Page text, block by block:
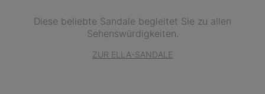
Diese beliebte Sandale begleitet Sie zu allen
Sehenswürdigkeiten.
ZUR ELLA-SANDALE